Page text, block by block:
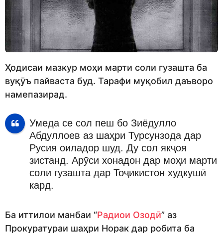
Ҳодисаи мазкур моҳи марти соли гузашта ба
вуқӯъ пайваста буд. Тарафи муқобил даъворо
намепазирад.
Умеда се сол пеш бо Зиёдулло
Абдуллоев аз шаҳри Турсунзода дар
Русия оиладор шуд. Ду сол якҷоя
зистанд. Арӯси хонадон дар моҳи марти
соли гузашта дар Тоҷикистон худкушӣ
кард.
Ба иттилои манбаи “Радиои Озодӣ” аз
Прокуратураи шаҳри Норак дар робита ба